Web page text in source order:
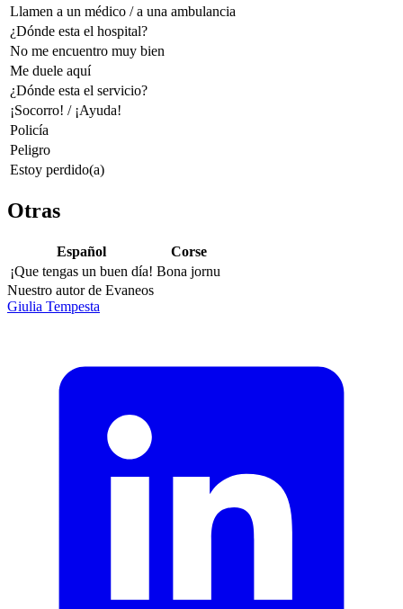
Llamen a un médico / a una ambulancia
¿Dónde esta el hospital?
No me encuentro muy bien
Me duele aquí
¿Dónde esta el servicio?
¡Socorro! / ¡Ayuda!
Policía
Peligro
Estoy perdido(a)
Otras
Español
Corse
¡Que tengas un buen día! Bona jornu
Nuestro autor de Evaneos
Giulia Tempesta